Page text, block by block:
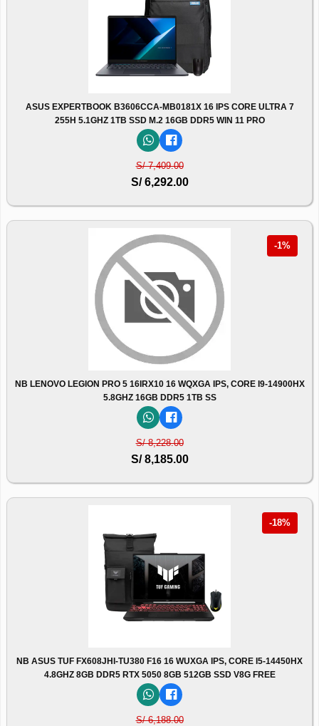
ASUS EXPERTBOOK B3606CCA-MB0181X 16 IPS CORE ULTRA 7
255H 5.1GHZ 1TB SSD M.2 16GB DDR5 WIN 11 PRO
S/ 7,409.00
S/ 6,292.00
-1%
NB LENOVO LEGION PRO 5 16IRX10 16 WQXGA IPS, CORE I9-14900HX
5.8GHZ 16GB DDR5 1TB SS
S/ 8,228.00
S/ 8,185.00
-18%
NB ASUS TUF FX608JHI-TU380 F16 16 WUXGA IPS, CORE I5-14450HX
4.8GHZ 8GB DDR5 RTX 5050 8GB 512GB SSD V8G FREE
S/ 6,188.00